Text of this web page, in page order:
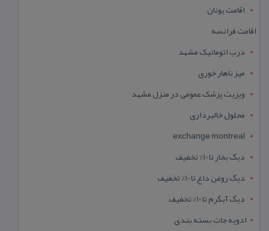
اقامت یونان
اقامت فرانسه
درب اتوماتیک مشهد
میز ناهار خوری
ویزیت پزشک عمومی در منزل مشهد
محلول خالبرداری
exchange montreal
دیگ بخار تا 10% تخفیف
دیگ روغن داغ تا 10% تخفیف
دیگ آبگرم تا 10% تخفیف
ادویه جات بسته بندی